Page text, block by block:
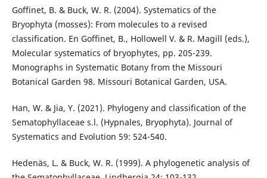
Goffinet, B. & Buck, W. R. (2004). Systematics of the
Bryophyta (mosses): From molecules to a revised
classification. En Goffinet, B., Hollowell V. & R. Magill (eds.),
Molecular systematics of bryophytes, pp. 205-239.
Monographs in Systematic Botany from the Missouri
Botanical Garden 98. Missouri Botanical Garden, USA.
Han, W. & Jia, Y. (2021). Phylogeny and classification of the
Sematophyllaceae s.l. (Hypnales, Bryophyta). Journal of
Systematics and Evolution 59: 524-540.
Hedenäs, L. & Buck, W. R. (1999). A phylogenetic analysis of